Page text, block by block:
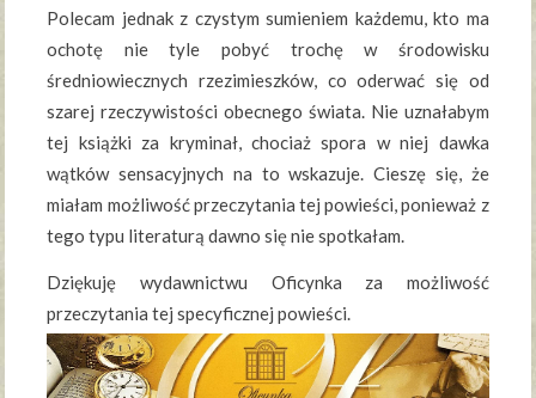
Polecam jednak z czystym sumieniem każdemu, kto ma
ochotę nie tyle pobyć trochę w środowisku
średniowiecznych rzezimieszków, co oderwać się od
szarej rzeczywistości obecnego świata. Nie uznałabym
tej książki za kryminał, chociaż spora w niej dawka
wątków sensacyjnych na to wskazuje. Cieszę się, że
miałam możliwość przeczytania tej powieści, ponieważ z
tego typu literaturą dawno się nie spotkałam.
Dziękuję wydawnictwu Oficynka za możliwość
przeczytania tej specyficznej powieści.